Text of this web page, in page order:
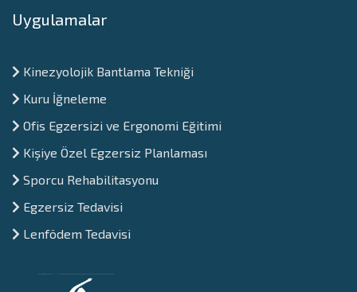
Uygulamalar
Kinezyolojik Bantlama Tekniği
Kuru İğneleme
Ofis Egzersizi ve Ergonomi Eğitimi
Kişiye Özel Egzersiz Planlaması
Sporcu Rehabilitasyonu
⁠Egzersiz Tedavisi
Lenfödem Tedavisi